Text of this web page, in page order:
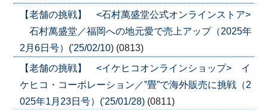
【老舗の挑戦】 <石村萬盛堂公式オンラインストア>
石村萬盛堂／福岡への地元愛で売上アップ（2025年
2月6日号）('25/02/10) (0813)
【老舗の挑戦】 <イケヒコオンラインショップ> イ
ケヒコ・コーポレーション／”畳”で海外販売に挑戦（2
025年1月23日号）('25/01/28) (0811)